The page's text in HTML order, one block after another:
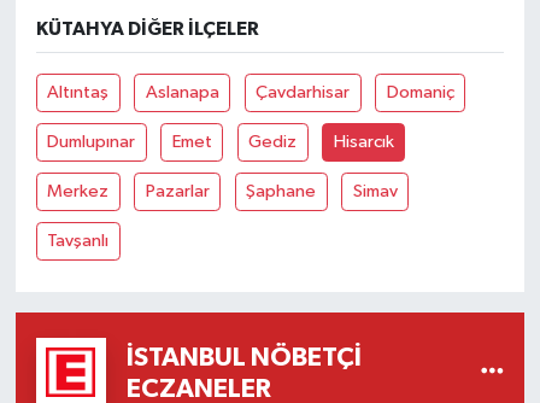
KÜTAHYA DIĞER İLÇELER
Altıntaş Aslanapa Çavdarhisar Domaniç
Dumlupınar Emet Gediz Hisarcık
Merkez Pazarlar Şaphane Simav
Tavşanlı
İSTANBUL NÖBETÇI
ECZANELER